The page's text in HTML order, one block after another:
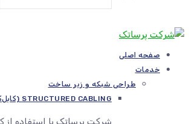
صفحه اصلی
خدمات
طراحی شبکه و زیر ساخت
STRUCTURED CABLING (کابل‌کشی ساختاریافته)
شرکت پرساتک با استفاده